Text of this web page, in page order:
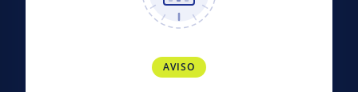
AVISO